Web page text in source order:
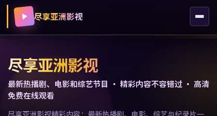
尽享亚洲影视
尽享亚洲影视
最新热播剧、电影和综艺节目 · 精彩内容不容错过 · 高清
免费在线观看
尽享亚洲影视精彩内容：最新热播剧、电影、综艺与纪录片一